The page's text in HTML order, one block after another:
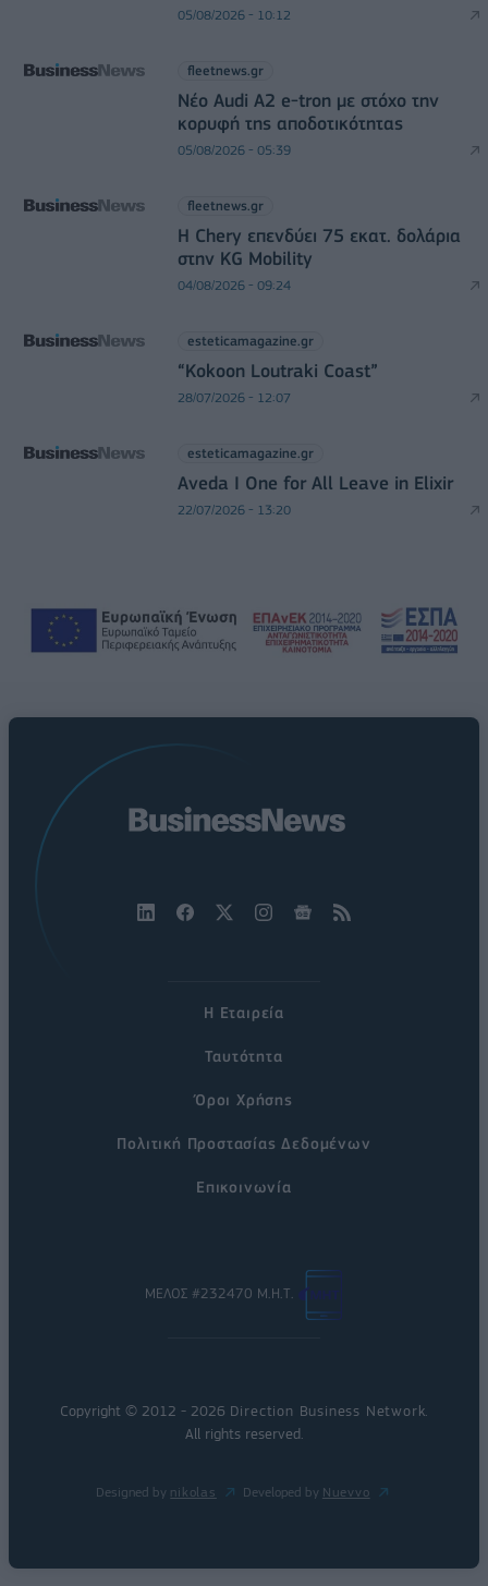
05/08/2026 - 10:12
fleetnews.gr
Νέο Audi A2 e-tron με στόχο την
κορυφή της αποδοτικότητας
05/08/2026 - 05:39
fleetnews.gr
Η Chery επενδύει 75 εκατ. δολάρια
στην KG Mobility
04/08/2026 - 09:24
esteticamagazine.gr
“Kokoon Loutraki Coast”
28/07/2026 - 12:07
esteticamagazine.gr
Aveda I One for All Leave in Elixir
22/07/2026 - 13:20
Η Εταιρεία
Ταυτότητα
Όροι Χρήσης
Πολιτική Προστασίας Δεδομένων
Επικοινωνία
ΜΕΛΟΣ #232470 Μ.Η.Τ.
Copyright © 2012 - 2026 Direction Business Network
All rights reserved.
Designed by nikolas Developed by Nuevvo